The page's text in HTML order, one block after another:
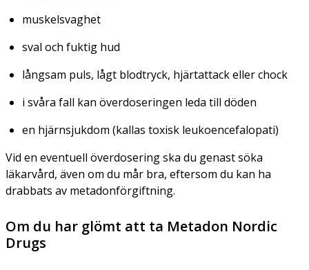
muskelsvaghet
sval och fuktig hud
långsam puls, lågt blodtryck, hjärtattack eller chock
i svåra fall kan överdoseringen leda till döden
en hjärnsjukdom (kallas toxisk leukoencefalopati)
Vid en eventuell överdosering ska du genast söka
läkarvård, även om du mår bra, eftersom du kan ha
drabbats av metadonförgiftning.
Om du har glömt att ta Metadon Nordic
Drugs